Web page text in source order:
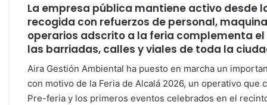
La empresa pública mantiene activo desde
recogida con refuerzos de personal,
operarios adscrito a la feria complementa
las barriadas, calles y viales de toda la
Aira Gestión Ambiental ha puesto en marcha un
con motivo de la Feria de Alcalá 2026, un operativo
Pre-feria y los primeros eventos celebrados en el